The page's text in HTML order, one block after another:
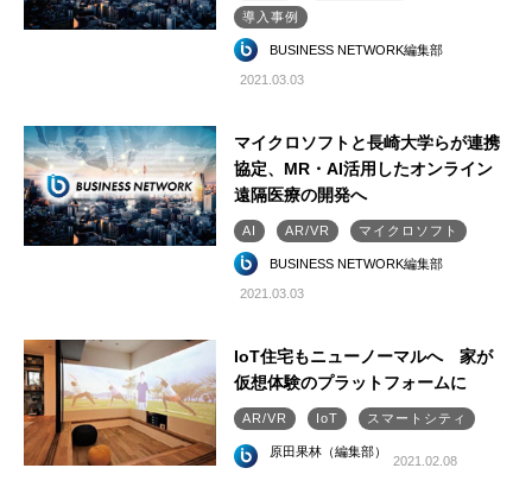
導入事例
BUSINESS NETWORK編集部
2021.03.03
マイクロソフトと長崎大学らが連携
協定、MR・AI活用したオンライン
遠隔医療の開発へ
AI AR/VR マイクロソフト
BUSINESS NETWORK編集部
2021.03.03
IoT住宅もニューノーマルへ 家が
仮想体験のプラットフォームに
AR/VR IoT スマートシティ
原田果林（編集部）
2021.02.08